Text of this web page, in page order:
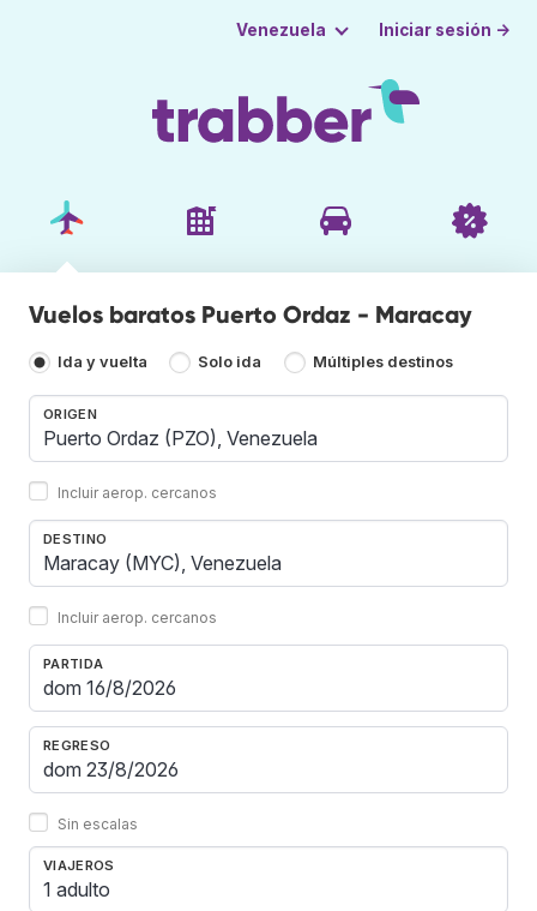
Venezuela Iniciar sesión →
Vuelos baratos Puerto Ordaz - Maracay
Ida y vuelta Solo ida Múltiples destinos
ORIGEN
Incluir aerop. cercanos
DESTINO
Incluir aerop. cercanos
PARTIDA
REGRESO
Sin escalas
VIAJEROS
1 adulto